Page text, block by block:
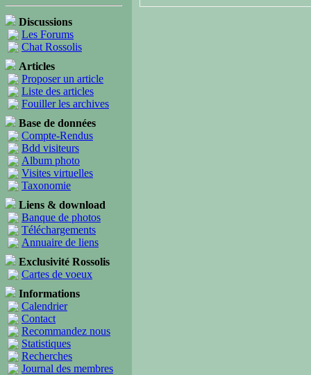
Discussions
Les Forums
Chat Rossolis
Articles
Proposer un article
Liste des articles
Fouiller les archives
Base de données
Compte-Rendus
Bdd visiteurs
Album photo
Visites virtuelles
Taxonomie
Liens & download
Banque de photos
Téléchargements
Annuaire de liens
Exclusivité Rossolis
Cartes de voeux
Informations
Calendrier
Contact
Recommandez nous
Statistiques
Recherches
Journal des membres